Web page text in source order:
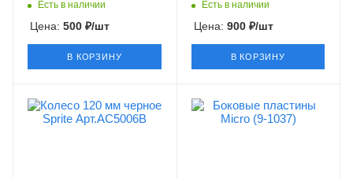
Есть в наличии
Цена: 500 ₽/шт
В КОРЗИНУ
Есть в наличии
Цена: 900₽/шт
В КОРЗИНУ